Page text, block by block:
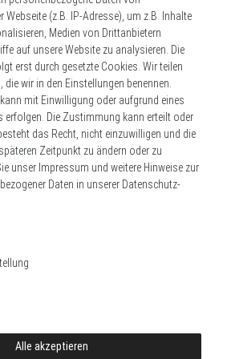
Impressum
AGB Kontakt
sie bequem per
Webseite (z.B. IP-Adresse), um z.B. Inhalte
Medien von Drittanbietern
auf unsere Website zu analysieren. Die
erst durch gesetzte Cookies. Wir teilen
die wir in den Einstellungen benennen.
mit Einwilligung oder aufgrund eines
erfolgen. Die Zustimmung kann erteilt oder
das Recht, nicht einzuwilligen und die
Zeitpunkt zu ändern oder zu
unser Impressum und weitere Hinweise zur
Daten in unserer Daten­schutz­
Alle akzeptieren
2026 | Alle Rechte vorbehalten.